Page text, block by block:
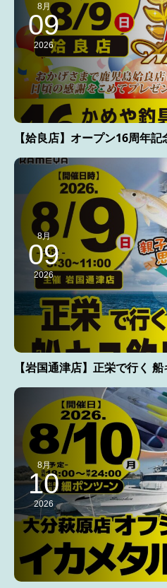
8月
09
2026
【姶良店】オープン16周年記
8月
09
2026
【岩国通津店】正栄で行く
8月
10
2026